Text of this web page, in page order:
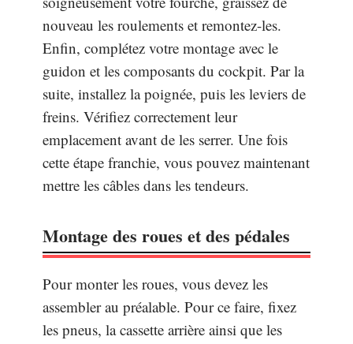
nouveau les roulements et remontez-les.
Enfin, complétez votre montage avec le
guidon et les composants du cockpit. Par la
suite, installez la poignée, puis les leviers de
freins. Vérifiez correctement leur
emplacement avant de les serrer. Une fois
cette étape franchie, vous pouvez maintenant
mettre les câbles dans les tendeurs.
Montage des roues et des pédales
Pour monter les roues, vous devez les
assembler au préalable. Pour ce faire, fixez
les pneus, la cassette arrière ainsi que les